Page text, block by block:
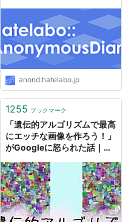
anond.hatelabo.jp
1255 ブックマーク
「遺伝的アルゴリズムで最高
にエッチな画像を作ろう！」
がGoogleに怒られた話｜群